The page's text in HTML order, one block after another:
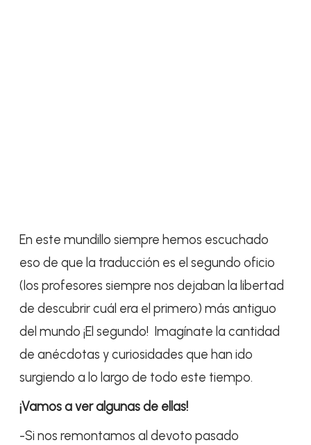
En este mundillo siempre hemos escuchado
eso de que la traducción es el segundo oficio
(los profesores siempre nos dejaban la libertad
de descubrir cuál era el primero) más antiguo
del mundo ¡El segundo! Imagínate la cantidad
de anécdotas y curiosidades que han ido
surgiendo a lo largo de todo este tiempo.
¡Vamos a ver algunas de ellas!
-Si nos remontamos al devoto pasado